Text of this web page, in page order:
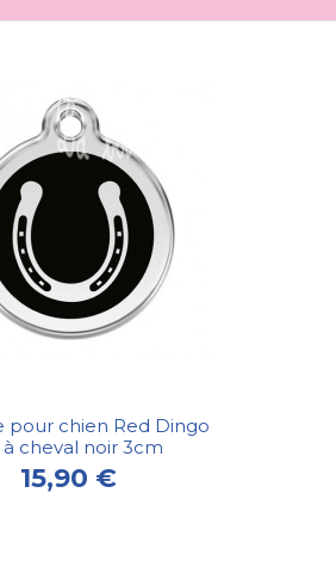
pour chien Red Dingo
cheval noir 3cm
15,90 €